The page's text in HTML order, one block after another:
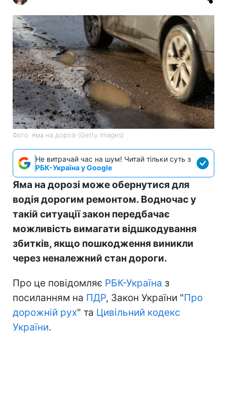
Фото: яма на дорозі (Getty Images)
Не витрачай час на шум! Читай тільки суть з
РБК-Україна у Google
Яма на дорозі може обернутися для
водія дорогим ремонтом. Водночас у
такій ситуації закон передбачає
можливість вимагати відшкодування
збитків, якщо пошкодження виникли
через неналежний стан дороги.
Про це повідомляє РБК-Україна з
посиланням на ПДР, Закон України "Про
дорожній рух" та Цивільний кодекс
України.